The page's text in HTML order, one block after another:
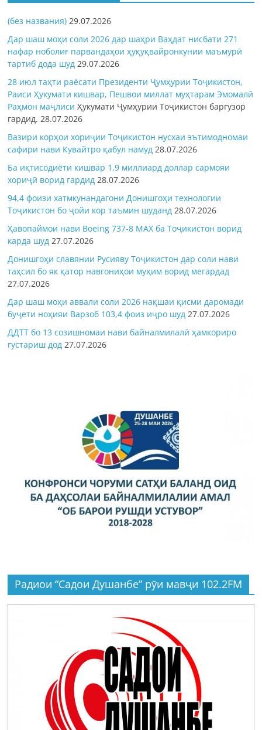
(без названия) 29.07.2026
Дар шаш моҳи соли 2026 дар шаҳри Ваҳдат нисбати 271
нафар ноболиғ парвандаҳои ҳуқуқвайронкунии маъмурӣ
тартиб дода шуд 29.07.2026
28 июл таҳти раёсати Президенти Ҷумҳурии Тоҷикистон,
Раиси Ҳукумати кишвар, Пешвои миллат муҳтарам Эмомалӣ
Раҳмон маҷлисиҲукумати Ҷумҳурии Тоҷикистон баргузор
гардид.28.07.2026
Вазири корҳои хориҷии Тоҷикистон нусхаи эътимодномаи
сафири нави Кувайтро қабул намуд 28.07.2026
Ба иқтисодиёти кишвар 1,9 миллиард доллар сармояи
хориҷӣ ворид гардид 28.07.2026
94,4 фоизи хатмкунандагони Донишгоҳи технологии
Тоҷикистон бо ҷойи кор таъмин шуданд 28.07.2026
Ҳавопаймои нави Boeing 737-8 MAX ба Тоҷикистон ворид
карда шуд 27.07.2026
Донишгоҳи славянии Русияву Тоҷикистон дар соли нави
таҳсил бо як қатор навгониҳои муҳим ворид мегардад
27.07.2026
Дар шаш моҳи аввали соли 2026 нақшаи қисми даромади
буҷети ноҳияи Варзоб 103,4 фоиз иҷро шуд 27.07.2026
ДДТТ бо 13 созишномаи нави байналмилалӣ ҳамкориро
густариш дод 27.07.2026
Радиои “Садои Душанбе” рӯи мавҷи 102.2FM